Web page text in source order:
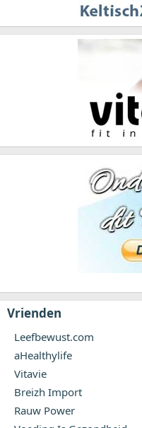
Vrienden
Leefbewust.com
aHealthylife
Vitavie
Breizh Import
Rauw Power